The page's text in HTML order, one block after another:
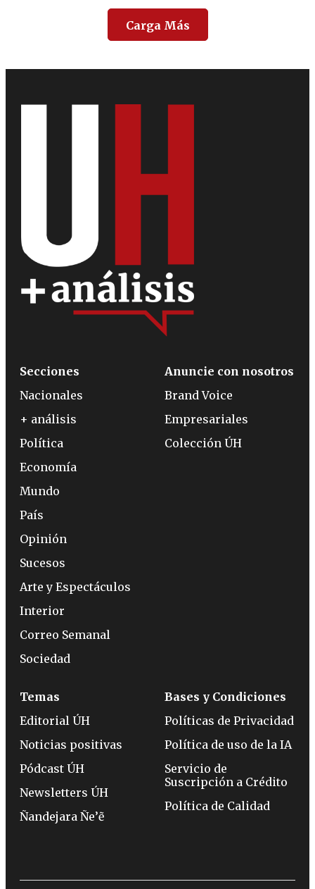
Carga Más
Secciones
Nacionales
+ análisis
Política
Economía
Mundo
País
Opinión
Sucesos
Arte y Espectáculos
Interior
Correo Semanal
Sociedad
Anuncie con nosotros
Brand Voice
Empresariales
Colección ÚH
Temas
Editorial ÚH
Noticias positivas
Pódcast ÚH
Newsletters ÚH
Ñandejara Ñe’ẽ
Bases y Condiciones
Políticas de Privacidad
Política de uso de la IA
Servicio de
Suscripción a Crédito
Política de Calidad